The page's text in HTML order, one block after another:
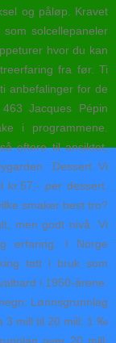
og påløp. Kravet
solcellepaneler
hvor du kan
fra før. Ti
anbefalinger for de
Jacques Pépin
i programmene.
oftere til ansiktet,
Dessert Vi
kr.57,- per dessert.
smaker best tro?
men godt nivå. Vi
erfaring. I Norge
tatt i bruk som
i 1950-årene.
Lønnsgrunnlag
3 mill til 20 mill: 1 ‰